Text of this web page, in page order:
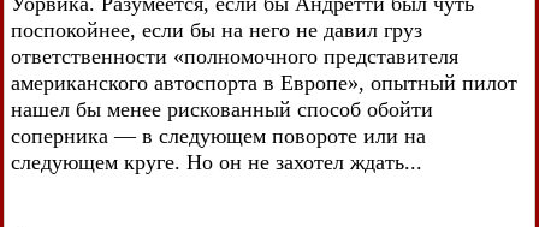
поспокойнее, если бы на него не давил груз
ответственности «полномочного представителя
американского автоспорта в Европе», опытный пилот
нашел бы менее рискованный способ обойти
соперника — в следующем повороте или на
следующем круге. Но он не захотел ждать...